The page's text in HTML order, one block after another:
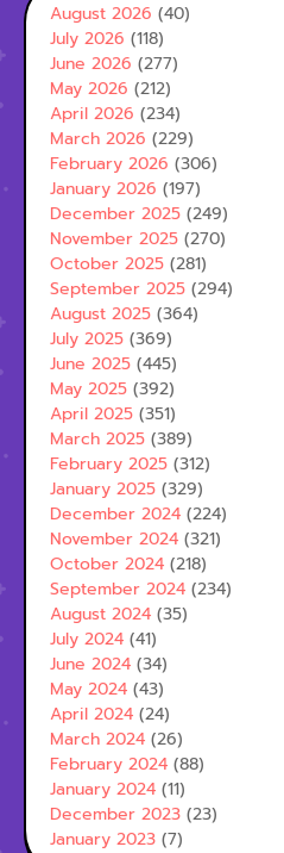
August 2026 (40)
July 2026 (118)
June 2026 (277)
May 2026 (212)
April 2026 (234)
March 2026 (229)
February 2026 (306)
January 2026 (197)
December 2025 (249)
November 2025 (270)
October 2025 (281)
September 2025 (294)
August 2025 (364)
July 2025 (369)
June 2025 (445)
May 2025 (392)
April 2025 (351)
March 2025 (389)
February 2025 (312)
January 2025 (329)
December 2024 (224)
November 2024 (321)
October 2024 (218)
September 2024 (234)
August 2024 (35)
July 2024 (41)
June 2024 (34)
May 2024 (43)
April 2024 (24)
March 2024 (26)
February 2024 (88)
January 2024 (11)
December 2023 (23)
January 2023 (7)